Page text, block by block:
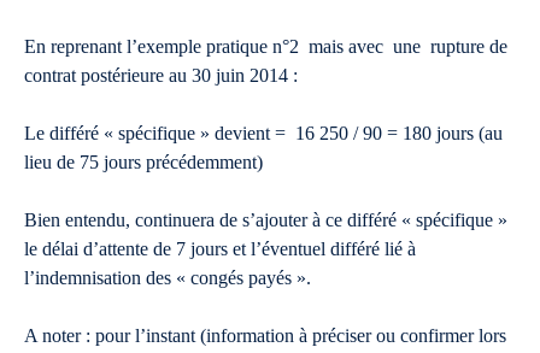
En reprenant l’exemple pratique n°2 mais avec une rupture de
contrat postérieure au 30 juin 2014 :
Le différé « spécifique » devient = 16 250 / 90 = 180 jours (au
lieu de 75 jours précédemment)
Bien entendu, continuera de s’ajouter à ce différé « spécifique »
le délai d’attente de 7 jours et l’éventuel différé lié à
l’indemnisation des « congés payés ».
A noter : pour l’instant (information à préciser ou confirmer lors